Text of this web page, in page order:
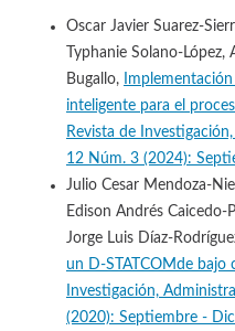
Oscar Javier Suarez-
Typhanie Solano-
Bugallo,
inteligente para el
Revista de
12 Núm. 3 (2024):
Julio Cesar Mendoza-
Edison Andrés Caicedo-
Jorge Luis Díaz-
un D-STATCOMde bajo
Investigación,
(2020): Septiembre -